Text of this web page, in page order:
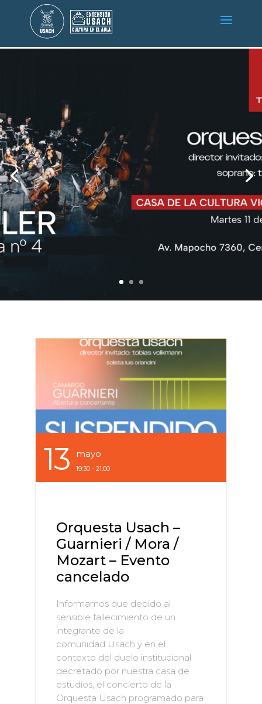
13 Mayo
19:30 - 21:00
Orquesta Usach –
Guarnieri / Mora /
Mozart – Evento
cancelado
Informamos que debido al
sensible fallecimiento de un
integrante de la
comunidad Usach y en el
contexto del duelo institucional
decretado por nuestra casa de
estudios, el concierto de la
Orquesta Usach programado para